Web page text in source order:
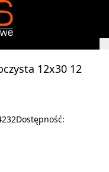
12x30 12
Dostępność: